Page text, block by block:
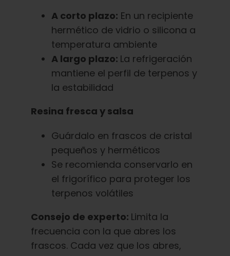
A corto plazo: En un recipiente
hermético de vidrio o silicona a
temperatura ambiente
A largo plazo: La refrigeración
mantiene el perfil de terpenos y
la estabilidad
Resina fresca y salsa
Guárdalo en frascos de cristal
pequeños y herméticos
Se recomienda conservarlo en
el frigorífico para proteger los
terpenos volátiles
Consejo de experto: Limita la
frecuencia con la que abres los
frascos. Cada vez que los abres,